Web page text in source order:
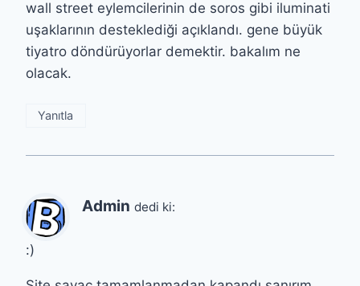
wall street eylemcilerinin de soros gibi iluminati
uşaklarının desteklediği açıklandı. gene büyük
tiyatro döndürüyorlar demektir. bakalım ne
olacak.
Yanıtla
Admin dedi ki:
:)